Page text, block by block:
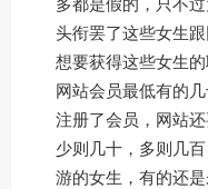
头衔罢了这些女生
想要获得这些女生
网站会员最低有的
注册了会员，网站
少则几十，多则几
游的女生，有的还